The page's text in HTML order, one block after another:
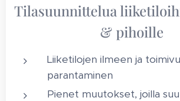
Tilasuunnittelua
& pihoille
Liiketilojen ilmeen ja
parantaminen
Pienet muutokset, joilla